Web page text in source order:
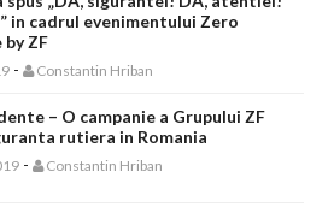
in cadrul evenimentului Zero
ZF
- Constantin Hriban
– O campanie a Grupului ZF
rutiera in Romania
- Constantin Hriban